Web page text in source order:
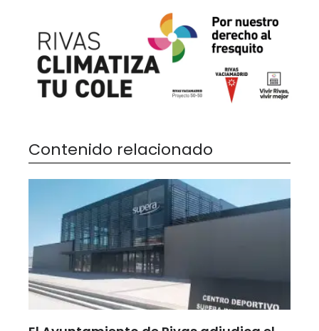
Contenido relacionado